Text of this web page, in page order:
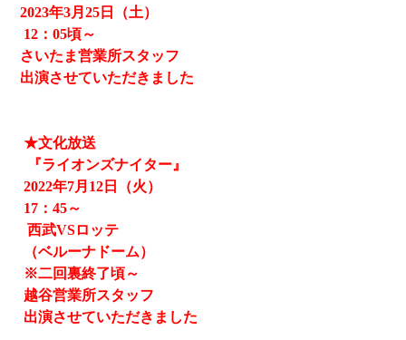
2023年3月25日（土）
12 ：05頃～
さいたま営業所スタッフ
出演させていただきました
★文化放送
『ライオンズナイター』
2022年7月 12 日（火）
17 ：45～
西武VSロッテ
（ベルーナドーム）
※二回裏終了頃～
越谷営業所スタッフ
出演させていただきました